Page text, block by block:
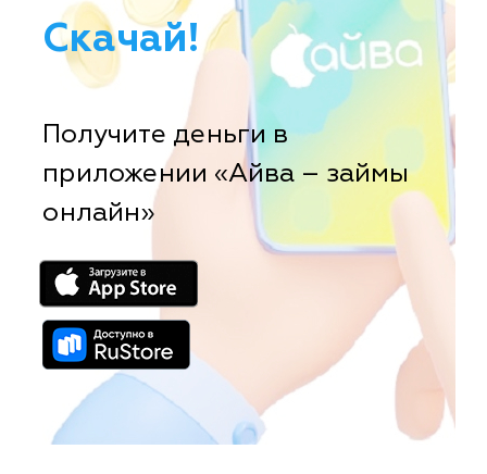
Скачай!
Получите деньги в
приложении «Айва – займы
онлайн»